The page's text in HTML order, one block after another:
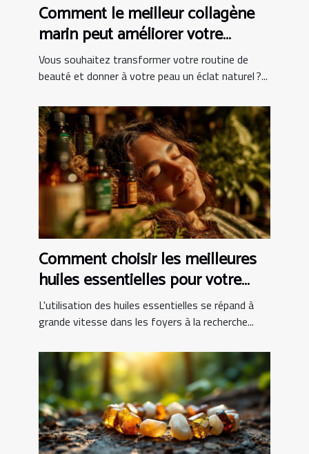
Comment le meilleur collagène
marin peut améliorer votre
routine de beauté
Vous souhaitez transformer votre routine de
beauté et donner à votre peau un éclat naturel ?...
Comment choisir les meilleures
huiles essentielles pour votre
famille
L'utilisation des huiles essentielles se répand à
grande vitesse dans les foyers à la recherche...